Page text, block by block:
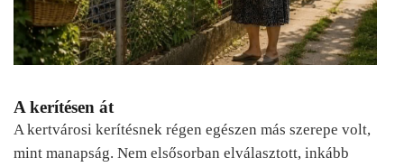
A kerítésen át
A kertvárosi kerítésnek régen egészen más szerepe volt,
mint manapság. Nem elsősorban elválasztott, inkább